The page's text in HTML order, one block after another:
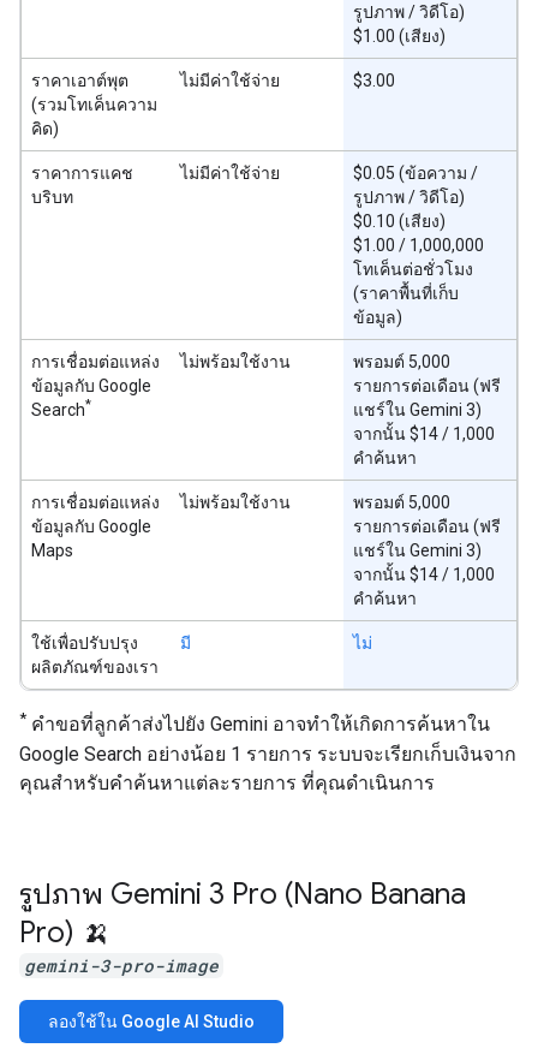
รูปภาพ / วิดีโอ)
$1.00 (เสียง)
ราคาเอาต์พุต
(รวมโทเค็นความ
คิด)
ไม่มีค่าใช้จ่าย $3.00
ราคาการแคช
บริบท
ไม่มีค่าใช้จ่าย
$0.05 (ข้อความ /
รูปภาพ / วิดีโอ)
$0.10 (เสียง)
$1.00 / 1,000,000
โทเค็นต่อชั่วโมง
(ราคาพื้นที่เก็บ
ข้อมูล)
การเชื่อมต่อแหล่ง
ข้อมูลกับ Google
Search*
ไม่พร้อมใช้งาน
พรอมต์ 5,000
รายการต่อเดือน (ฟรี
แชร์ใน Gemini 3)
จากนั้น $14 / 1,000
คำค้นหา
การเชื่อมต่อแหล่ง
ข้อมูลกับ Google
Maps
ไม่พร้อมใช้งาน
พรอมต์ 5,000
รายการต่อเดือน (ฟรี
แชร์ใน Gemini 3)
จากนั้น $14 / 1,000
คำค้นหา
ใช้เพื่อปรับปรุง
ผลิตภัณฑ์ของเรา
มี ไม่
* คำขอที่ลูกค้าส่งไปยัง Gemini อาจทำให้เกิดการค้นหาใน
Google Search อย่างน้อย 1 รายการ ระบบจะเรียกเก็บเงินจาก
คุณสำหรับคำค้นหาแต่ละรายการ ที่คุณดำเนินการ
รูปภาพ Gemini 3 Pro (Nano Banana
Pro) 🍌
gemini-3-pro-image
ลองใช้ใน Google AI Studio